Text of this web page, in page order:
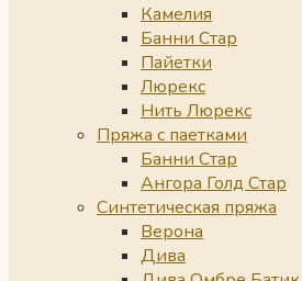
Камелия
Банни Стар
Пайетки
Люрекс
Нить Люрекс
Пряжа с паетками
Банни Стар
Ангора Голд Стар
Синтетическая пряжа
Верона
Дива